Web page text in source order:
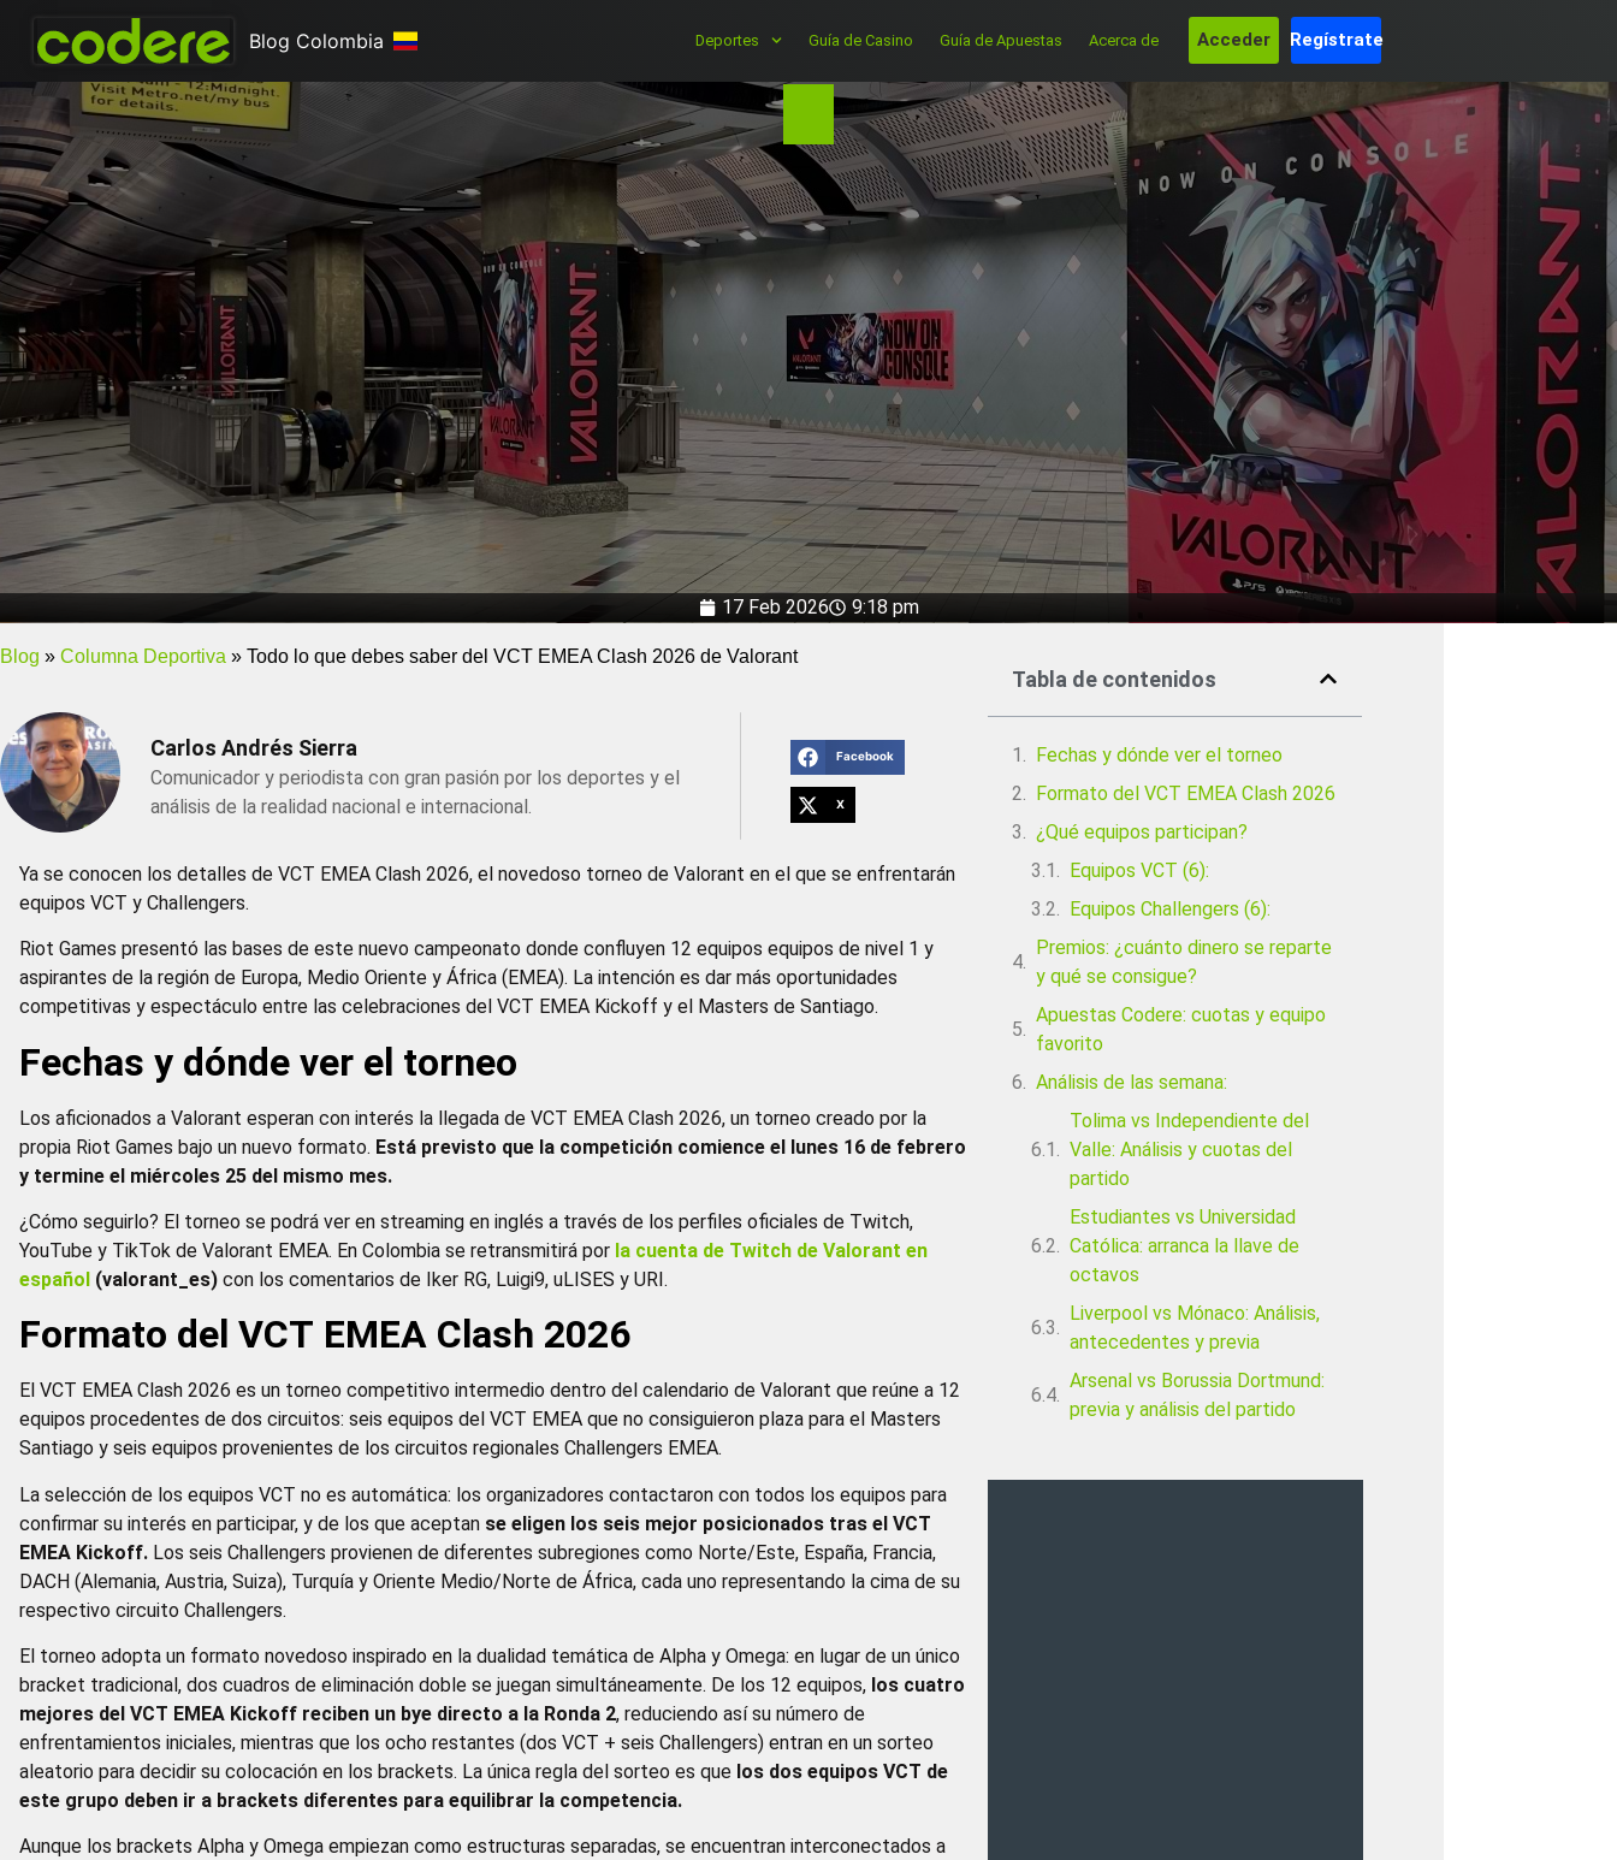
Blog Colombia Deportes Guía de Casino Guía de Apuestas Acerca de Acceder Regístrate
17 Feb 2026 9:18 pm
Blog » Columna Deportiva » Todo lo que debes saber del VCT EMEA Clash 2026 de Valorant
Carlos Andrés Sierra
Comunicador y periodista con gran pasión por los deportes y el
análisis de la realidad nacional e internacional.
Facebook
X
Ya se conocen los detalles de VCT EMEA Clash 2026, el novedoso torneo de Valorant en el que se enfrentarán
equipos VCT y Challengers.
Riot Games presentó las bases de este nuevo campeonato donde confluyen 12 equipos equipos de nivel 1 y
aspirantes de la región de Europa, Medio Oriente y África (EMEA). La intención es dar más oportunidades
competitivas y espectáculo entre las celebraciones del VCT EMEA Kickoff y el Masters de Santiago.
Fechas y dónde ver el torneo
Los aficionados a Valorant esperan con interés la llegada de VCT EMEA Clash 2026, un torneo creado por la
propia Riot Games bajo un nuevo formato. Está previsto que la competición comience el lunes 16 de febrero
y termine el miércoles 25 del mismo mes.
¿Cómo seguirlo? El torneo se podrá ver en streaming en inglés a través de los perfiles oficiales de Twitch,
YouTube y TikTok de Valorant EMEA. En Colombia se retransmitirá por la cuenta de Twitch de Valorant en
español (valorant_es)con los comentarios de Iker RG, Luigi9, uLISES y URI.
Formato del VCT EMEA Clash 2026
El VCT EMEA Clash 2026 es un torneo competitivo intermedio dentro del calendario de Valorant que reúne a 12
equipos procedentes de dos circuitos: seis equipos del VCT EMEA que no consiguieron plaza para el Masters
Santiago y seis equipos provenientes de los circuitos regionales Challengers EMEA.
La selección de los equipos VCT no es automática: los organizadores contactaron con todos los equipos para
confirmar su interés en participar, y de los que aceptan se eligen los seis mejor posicionados tras el VCT
EMEA Kickoff. Los seis Challengers provienen de diferentes subregiones como Norte/Este, España, Francia,
DACH (Alemania, Austria, Suiza), Turquía y Oriente Medio/Norte de África, cada uno representando la cima de su
respectivo circuito Challengers.
El torneo adopta un formato novedoso inspirado en la dualidad temática de Alpha y Omega: en lugar de un único
bracket tradicional, dos cuadros de eliminación doble se juegan simultáneamente. De los 12 equipos, los cuatro
mejores del VCT EMEA Kickoff reciben un bye directo a la Ronda 2, reduciendo así su número de
enfrentamientos iniciales, mientras que los ocho restantes (dos VCT + seis Challengers) entran en un sorteo
aleatorio para decidir su colocación en los brackets. La única regla del sorteo es que los dos equipos VCT de
este grupo deben ir a brackets diferentes para equilibrar la competencia.
Aunque los brackets Alpha y Omega empiezan como estructuras separadas, se encuentran interconectados a
Tabla de contenidos
Fechas y dónde ver el torneo
Formato del VCT EMEA Clash 2026
¿Qué equipos participan?
Equipos VCT (6):
Equipos Challengers (6):
Premios: ¿cuánto dinero se reparte
y qué se consigue?
Apuestas Codere: cuotas y equipo
favorito
Análisis de las semana:
Tolima vs Independiente del
Valle: Análisis y cuotas del
partido
Estudiantes vs Universidad
Católica: arranca la llave de
octavos
Liverpool vs Mónaco: Análisis,
antecedentes y previa
Arsenal vs Borussia Dortmund:
previa y análisis del partido